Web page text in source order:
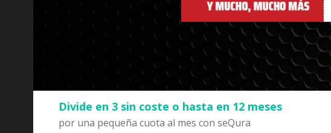
Divide en 3 sin coste o hasta en 12 meses
por una pequeña cuota al mes con seQura